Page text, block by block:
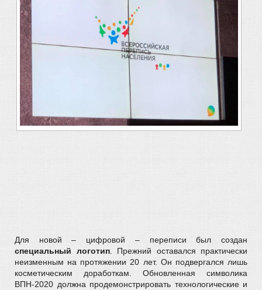
Для новой – цифровой – переписи был создан
специальный логотип. Прежний оставался практически
неизменным на протяжении 20 лет. Он подвергался лишь
косметическим доработкам. Обновленная символика
ВПН-2020 должна продемонстрировать технологические и